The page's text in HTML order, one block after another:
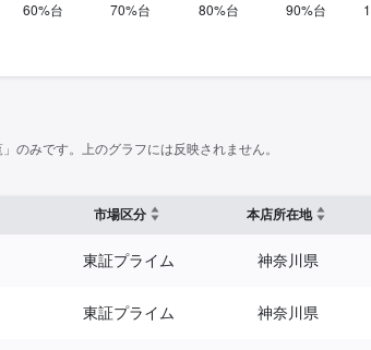
のみです。上のグラフには反映されません。
市場区分 本店所在地
東証プライム 神奈川県
東証プライム 神奈川県